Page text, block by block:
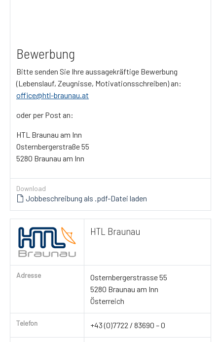
Bewerbung
Bitte senden Sie Ihre aussagekräftige Bewerbung
(Lebenslauf, Zeugnisse, Motivationsschreiben) an:
office@htl-braunau.at
oder per Post an:
HTL Braunau am Inn
Osternbergerstraße 55
5280 Braunau am Inn
Download
Jobbeschreibung als .pdf-Datei laden
HTL Braunau
Adresse
Osternbergerstrasse 55
5280 Braunau am Inn
Österreich
Telefon +43 (0)7722 / 83690 – 0